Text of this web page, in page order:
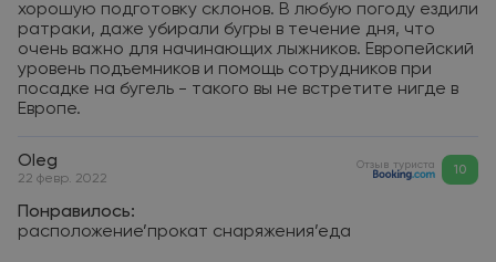
хорошую подготовку склонов. В любую погоду ездили
ратраки, даже убирали бугры в течение дня, что
очень важно для начинающих лыжников. Европейский
уровень подъемников и помощь сотрудников при
посадке на бугель - такого вы не встретите нигде в
Европе.
Oleg
22 февр. 2022
Отзыв туриста 10
Понравилось:
расположение’прокат снаряжения’еда